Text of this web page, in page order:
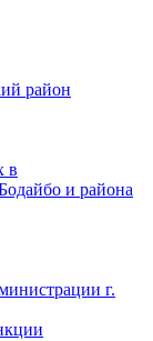
район
в
и района
г.